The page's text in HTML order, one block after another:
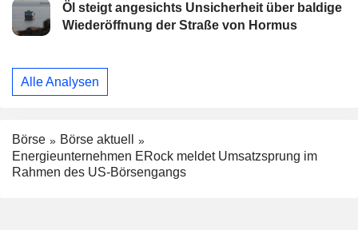
Öl steigt angesichts Unsicherheit über baldige
Wiederöffnung der Straße von Hormus
Alle Analysen
Börse
Börse aktuell
Energieunternehmen ERock meldet Umsatzsprung im
Rahmen des US-Börsengangs